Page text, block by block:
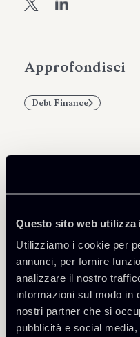
Questo sito web utilizza
Utilizziamo i cookie per
annunci, per fornire
analizzare il nostro
informazioni sul modo in
nostri partner che si
pubblicità e social
Approfondisci
Debt Finance
Professionisti
Marco Di
SEDI
Roma
Scopri il